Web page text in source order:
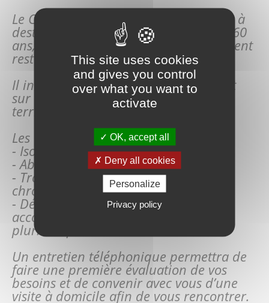
Le Centre de Ressources Territorial est à
destination des personnes de plus de 60
ans, en perte d’autonomie qui souhaitent
rester à leur domicile.
Il intervient pour des personnes vivant
sur les 13 communes pré-citées du
territoire.
Les critères d’inclusion sont :
- Isolement social
- Absence ou épuisement de l’aidant
- Troubles cognitifs ou pathologies
chroniques
- Dépendance nécessitant un
accompagnement coordonné et
pluridisciplinaire
Un entretien téléphonique permettra de
faire une première évaluation de vos
besoins et de convenir avec vous d’une
visite à domicile afin de vous rencontrer.
This site uses cookies
and gives you control
over what you want to
activate
OK, accept all
Deny all cookies
Personalize
Privacy policy